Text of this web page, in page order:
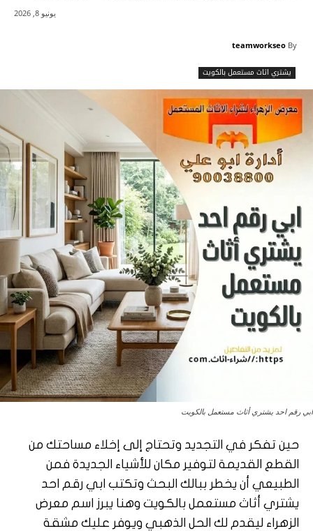
يونيو 8, 2026
By
teamworkseo
يشتري اثاث مستعمل بالكويت
ابي رقم احد يشتري أثاث مستعمل بالكويت
حين تفكر في التجديد وتحتاج إلى إخلاء مساحتك من
القطع القديمة لتوفير مكان للأشياء الجديدة فمن
الطبيعي أن يخطر ببالك البحث وتكتب ابي رقم احد
يشتري أثاث مستعمل بالكويت وهنا يبرز اسم معرض
الزهراء ليقدم لك الحل الذهبي ويوفر عليك مشقة